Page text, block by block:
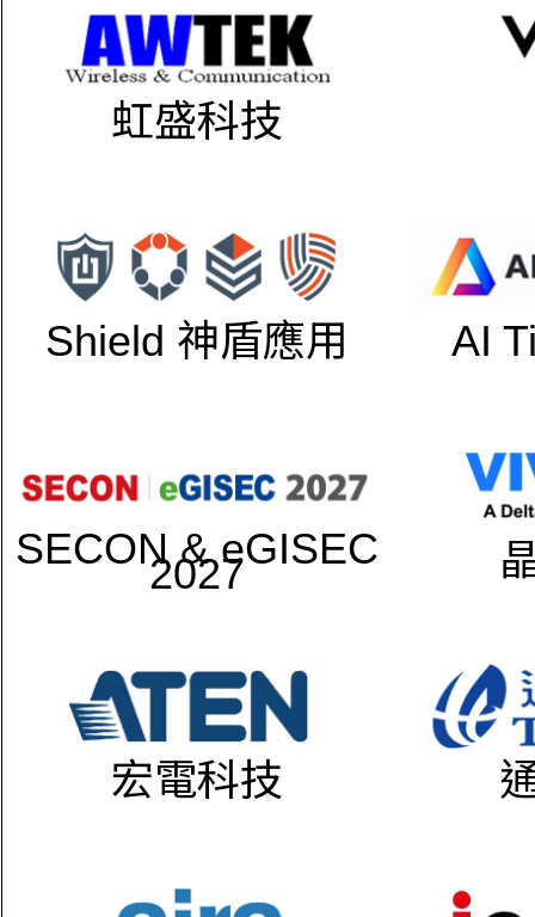
虹盛科技
Shield 神盾應用 AI
SECON & eGISEC
2027
宏電科技